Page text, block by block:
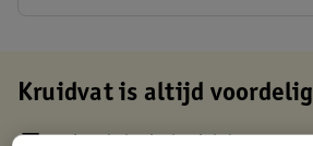
Kruidvat is altijd voordelig